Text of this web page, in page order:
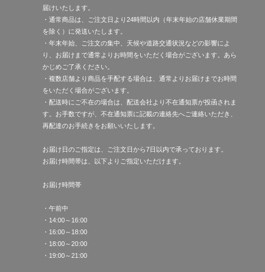
届けいたします。
・通常商品は、ご注文日より24時間以内（年末年始の店舗休業期間
を除く）に発送いたします。
・年末年始、ご注文の集中、天候や道路交通状況などの影響によ
り、お届けまで通常よりお時間をいただく場合がございます。あら
かじめご了承ください。
・複数店舗より商品を手配する場合は、通常よりお届けまでお時間
をいただく場合がございます。
・配送時にご不在の場合は、配送会社より不在通知票が投函されま
す。お手数ですが、不在通知票に記載の連絡先へご連絡いただき、
再配達のお手続きをお願いいたします。
お届け日のご指定は、ご注文日から7日以内で承っております。
お届け時間帯は、以下よりご指定いただけます。
お届け時間帯
・午前中
・14:00～16:00
・16:00～18:00
・18:00～20:00
・19:00～21:00